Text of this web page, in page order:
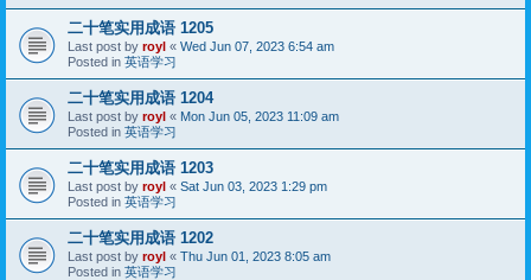
二十笔实用成语 1205
Last post by royl « Wed Jun 07, 2023 6:54 am
Posted in 英语学习
二十笔实用成语 1204
Last post by royl « Mon Jun 05, 2023 11:09 am
Posted in 英语学习
二十笔实用成语 1203
Last post by royl « Sat Jun 03, 2023 1:29 pm
Posted in 英语学习
二十笔实用成语 1202
Last post by royl « Thu Jun 01, 2023 8:05 am
Posted in 英语学习